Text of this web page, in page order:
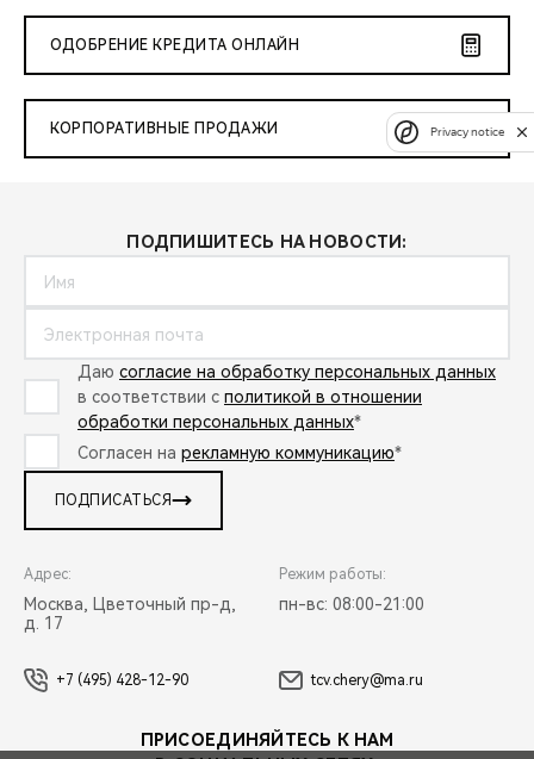
ОДОБРЕНИЕ КРЕДИТА ОНЛАЙН
КОРПОРАТИВНЫЕ ПРОДАЖИ
ПОДПИШИТЕСЬ НА НОВОСТИ:
Даю согласие на обработку персональных данных
в соответствии с политикой в отношении
обработки персональных данных*
Согласен на рекламную коммуникацию*
ПОДПИСАТЬСЯ
Адрес:
Москва, Цветочный пр-д,
д. 17
Режим работы:
пн-вс: 08:00-21:00
+7 (495) 428-12-90 tcv.chery@ma.ru
ПРИСОЕДИНЯЙТЕСЬ К НАМ
Privacy notice